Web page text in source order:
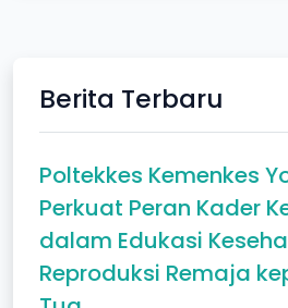
Berita Terbaru
Poltekkes Kemenkes
Perkuat Peran Kader
dalam Edukasi
Reproduksi Remaja